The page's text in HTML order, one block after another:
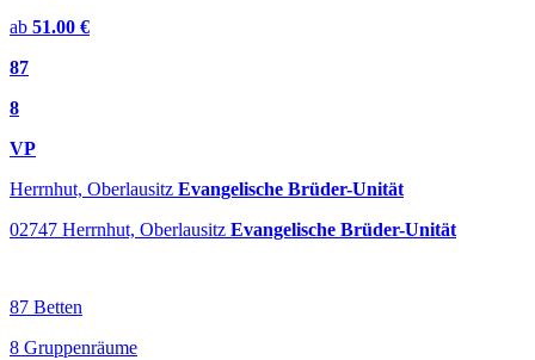
ab 51.00 €
87
8
VP
Herrnhut, Oberlausitz Evangelische Brüder-Unität
02747 Herrnhut, Oberlausitz Evangelische Brüder-Unität
87 Betten
8 Gruppenräume